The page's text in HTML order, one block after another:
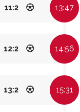
11:2 13:47
12:2 14:56
13:2 15:31